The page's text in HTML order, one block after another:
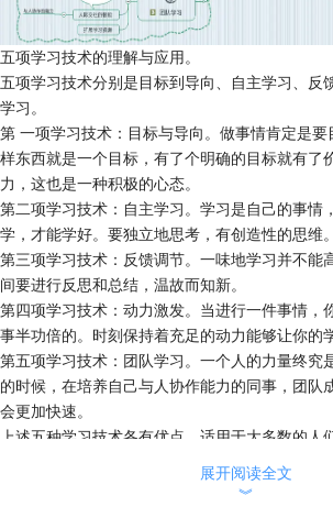
五项学习技术的理解与应用。
五项学习技术分别是目标到导向、自主学习、反
学习。
第 一项学习技术：目标与导向。做事情肯定是
样东西就是一个目标，有了个明确的目标就有了
力，这也是一种积极的心态。
第二项学习技术：自主学习。学习是自己的事情
学，才能学好。要独立地思考，有创造性的思维。
第三项学习技术：反馈调节。一味地学习并不能
间要进行反思和总结，温故而知新。
第四项学习技术：动力激发。当进行一件事情，
事半功倍的。时刻保持着充足的动力能够让你的
第五项学习技术：团队学习。一个人的力量终究
的时候，在培养自己与人协作能力的同事，团队
会更加快速。
上述五种学习技术各有优点，适用于大多数的人
更适合自己的学习方法才是更重要的，祝大家活
展开阅读全文
︾